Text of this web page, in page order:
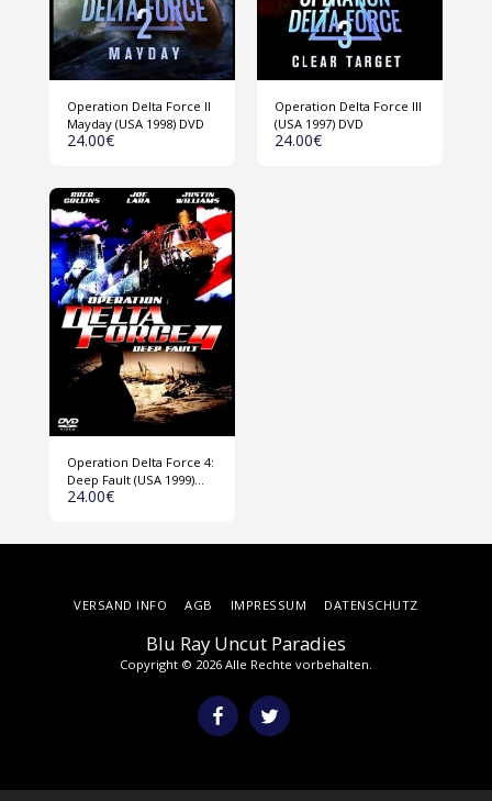
Operation Delta Force II
Mayday (USA 1998) DVD
24.00€
Operation Delta Force III
(USA 1997) DVD
24.00€
Operation Delta Force 4:
Deep Fault (USA 1999)
DVD
24.00€
Blu Ray Uncut Paradies
Copyright © 2026 Alle Rechte vorbehalten.
VERSAND INFO AGB IMPRESSUM DATENSCHUTZ